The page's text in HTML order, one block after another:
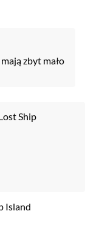
zbyt mało
Ship
Island